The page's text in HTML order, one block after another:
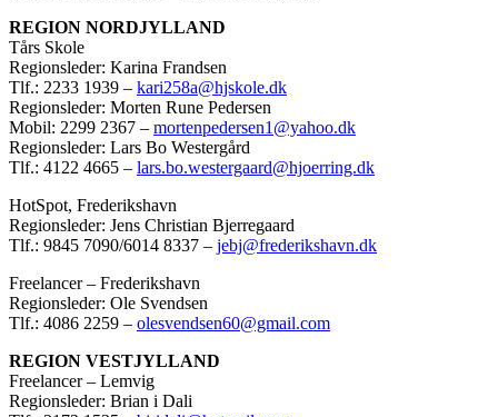
REGION NORDJYLLAND
Tårs Skole
Regionsleder: Karina Frandsen
Tlf.: 2233 1939 – kari258a@hjskole.dk
Regionsleder: Morten Rune Pedersen
Mobil: 2299 2367 – mortenpedersen1@yahoo.dk
Regionsleder: Lars Bo Westergård
Tlf.: 4122 4665 – lars.bo.westergaard@hjoerring.dk
HotSpot, Frederikshavn
Regionsleder: Jens Christian Bjerregaard
Tlf.: 9845 7090/6014 8337 – jebj@frederikshavn.dk
Freelancer – Frederikshavn
Regionsleder: Ole Svendsen
Tlf.: 4086 2259 – olesvendsen60@gmail.com
REGION VESTJYLLAND
Freelancer – Lemvig
Regionsleder: Brian i Dali